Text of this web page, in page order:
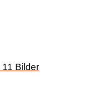
11 Bilder